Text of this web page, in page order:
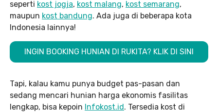
seperti kost jogja, kost malang, kost semarang,
maupun kost bandung. Ada juga di beberapa kota
Indonesia lainnya!
INGIN BOOKING HUNIAN DI RUKITA? KLIK DI SINI
Tapi, kalau kamu punya budget pas-pasan dan
sedang mencari hunian harga ekonomis fasilitas
lengkap, bisa kepoin Infokost.id. Tersedia kost di